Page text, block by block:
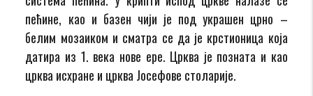
пећине, као и базен чији је под украшен црно –
белим мозаиком и сматра се да је крстионица која
датира из 1. века нове ере. Црква је позната и као
црква исхране и црква Јосефове столарије.